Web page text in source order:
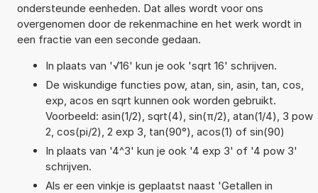
ondersteunde eenheden. Dat alles wordt voor ons
overgenomen door de rekenmachine en het werk wordt in
een fractie van een seconde gedaan.
In plaats van '√16' kun je ook 'sqrt 16' schrijven.
De wiskundige functies pow, atan, sin, asin, tan, cos,
exp, acos en sqrt kunnen ook worden gebruikt.
Voorbeeld: asin(1/2), sqrt(4), sin(π/2), atan(1/4), 3 pow
2, cos(pi/2), 2 exp 3, tan(90°), acos(1) of sin(90)
In plaats van '4^3' kun je ook '4 exp 3' of '4 pow 3'
schrijven.
Als er een vinkje is geplaatst naast 'Getallen in